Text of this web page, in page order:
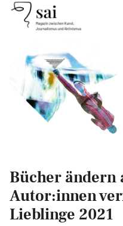
sai
Klimagerechtigkeit
Antirassismus
Kunst&Literatur
Generation XYZ
Bücher ändern
Autor:innen
Lieblinge 2021